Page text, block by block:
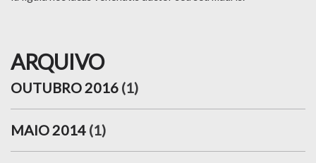
ARQUIVO
OUTUBRO 2016 (1)
MAIO 2014 (1)